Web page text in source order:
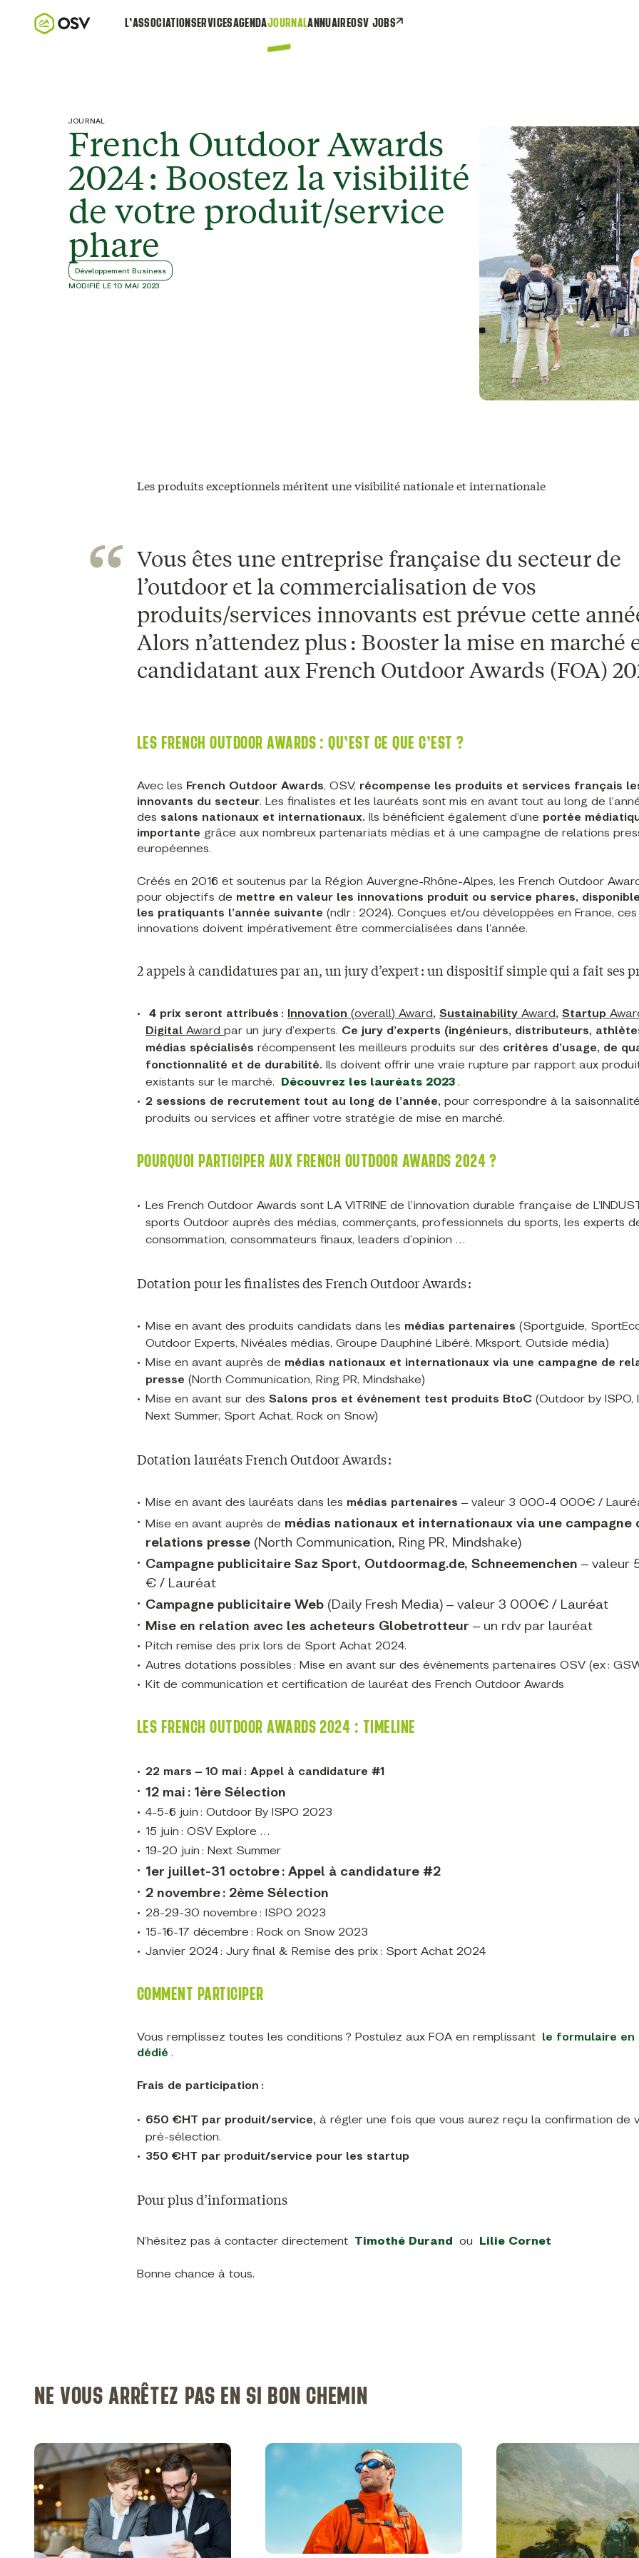
L’ASSOCIATIONSERVICESAGENDAJOURNALANNUAIREOSV JOBS
JOURNAL
French Outdoor Awards
2024 : Boostez la visibilité
de votre produit/service
phare
Développement Business
MODIFIÉ LE 10 MAI 2023
Les produits exceptionnels méritent une visibilité nationale et internationale
Vous êtes une entreprise française du secteur de
l’outdoor et la commercialisation de vos
produits/services innovants est prévue cette
Alors n’attendez plus : Booster la mise en marché
candidatant aux French Outdoor Awards (FOA)
LES FRENCH OUTDOOR AWARDS : QU’EST CE QUE C’EST ?
Avec les French Outdoor Awards, OSV, récompense les produits et services français
innovants du secteur. Les finalistes et les lauréats sont mis en avant tout au long de
des salons nationaux et internationaux. Ils bénéficient également d’une portée
importante grâce aux nombreux partenariats médias et à une campagne de relations
européennes.
Créés en 2016 et soutenus par la Région Auvergne-Rhône-Alpes, les French Outdoor
pour objectifs de mettre en valeur les innovations produit ou service phares,
les pratiquants l’année suivante (ndlr : 2024). Conçues et/ou développées en France, ces
innovations doivent impérativement être commercialisées dans l’année.
2 appels à candidatures par an, un jury d’expert : un dispositif simple qui a fait ses
4 prix seront attribués : Innovation (overall) Award, Sustainability Award, Startup
Digital Award par un jury d’experts. Ce jury d’experts (ingénieurs, distributeurs,
médias spécialisés récompensent les meilleurs produits sur des critères d’usage, de
fonctionnalité et de durabilité. Ils doivent offrir une vraie rupture par rapport aux
existants sur le marché. Découvrez les lauréats 2023 .
2 sessions de recrutement tout au long de l’année, pour correspondre à la
produits ou services et affiner votre stratégie de mise en marché.
POURQUOI PARTICIPER AUX FRENCH OUTDOOR AWARDS 2024 ?
Les French Outdoor Awards sont LA VITRINE de l’innovation durable française de
sports Outdoor auprès des médias, commerçants, professionnels du sports, les experts
consommation, consommateurs finaux, leaders d’opinion …
Dotation pour les finalistes des French Outdoor Awards :
Mise en avant des produits candidats dans les médias partenaires (Sportguide,
Outdoor Experts, Nivéales médias, Groupe Dauphiné Libéré, Mksport, Outside média)
Mise en avant auprès de médias nationaux et internationaux via une campagne de
presse (North Communication, Ring PR, Mindshake)
Mise en avant sur des Salons pros et événement test produits BtoC (Outdoor by ISPO,
Next Summer, Sport Achat, Rock on Snow)
Dotation lauréats French Outdoor Awards :
Mise en avant des lauréats dans les médias partenaires – valeur 3 000-4 000€ /
Mise en avant auprès de médias nationaux et internationaux via une campagne
relations presse (North Communication, Ring PR, Mindshake)
Campagne publicitaire Saz Sport, Outdoormag.de, Schneemenchen – valeur
€ / Lauréat
Campagne publicitaire Web (Daily Fresh Media) – valeur 3 000€ / Lauréat
Mise en relation avec les acheteurs Globetrotteur – un rdv par lauréat
Pitch remise des prix lors de Sport Achat 2024.
Autres dotations possibles : Mise en avant sur des événements partenaires OSV (ex :
Kit de communication et certification de lauréat des French Outdoor Awards
LES FRENCH OUTDOOR AWARDS 2024 : TIMELINE
22 mars – 10 mai : Appel à candidature #1
12 mai : 1ère Sélection
4-5-6 juin : Outdoor By ISPO 2023
15 juin : OSV Explore …
19-20 juin : Next Summer
1er juillet-31 octobre : Appel à candidature #2
2 novembre : 2ème Sélection
28-29-30 novembre : ISPO 2023
15-16-17 décembre : Rock on Snow 2023
Janvier 2024 : Jury final & Remise des prix : Sport Achat 2024
COMMENT PARTICIPER
Vous remplissez toutes les conditions ? Postulez aux FOA en remplissant le formulaire en
dédié .
Frais de participation :
650 €HT par produit/service, à régler une fois que vous aurez reçu la confirmation de
pré-sélection.
350 €HT par produit/service pour les startup
Pour plus d’informations
N’hésitez pas à contacter directement Timothé Durand ou Lilie Cornet
Bonne chance à tous.
NE VOUS ARRÊTEZ PAS EN SI BON CHEMIN